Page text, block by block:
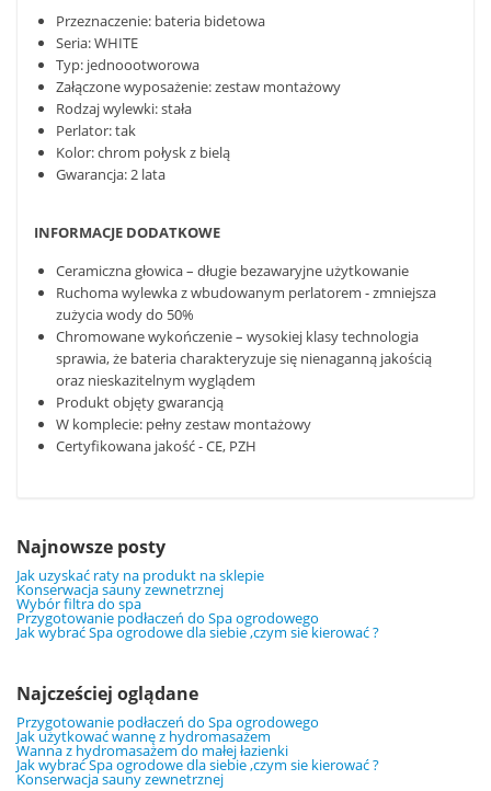
Przeznaczenie: bateria bidetowa
Seria: WHITE
Typ: jednoootworowa
Załączone wyposażenie: zestaw montażowy
Rodzaj wylewki: stała
Perlator: tak
Kolor: chrom połysk z bielą
Gwarancja: 2 lata
INFORMACJE DODATKOWE
Ceramiczna głowica – długie bezawaryjne użytkowanie
Ruchoma wylewka z wbudowanym perlatorem - zmniejsza
zużycia wody do 50%
Chromowane wykończenie – wysokiej klasy technologia
sprawia, że bateria charakteryzuje się nienaganną jakością
oraz nieskazitelnym wyglądem
Produkt objęty gwarancją
W komplecie: pełny zestaw montażowy
Certyfikowana jakość - CE, PZH
Najnowsze posty
Jak uzyskać raty na produkt na sklepie
Konserwacja sauny zewnetrznej
Wybór filtra do spa
Przygotowanie podłaczeń do Spa ogrodowego
Jak wybrać Spa ogrodowe dla siebie ,czym sie kierować ?
Najcześciej oglądane
Przygotowanie podłaczeń do Spa ogrodowego
Jak użytkować wannę z hydromasażem
Wanna z hydromasażem do małej łazienki
Jak wybrać Spa ogrodowe dla siebie ,czym sie kierować ?
Konserwacja sauny zewnetrznej